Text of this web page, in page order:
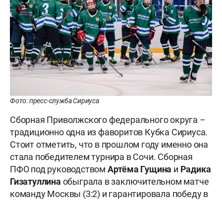
Фото: пресс-служба Сириуса
Сборная Приволжского федерального округа –
традиционно одна из фаворитов Кубка Сириуса.
Стоит отметить, что в прошлом году именно она
стала победителем турнира в Сочи. Сборная
ПФО под руководством Артёма Гущина и Радика
Гизатуллина обыграла в заключительном матче
команду Москвы (3:2) и гарантировала победу в